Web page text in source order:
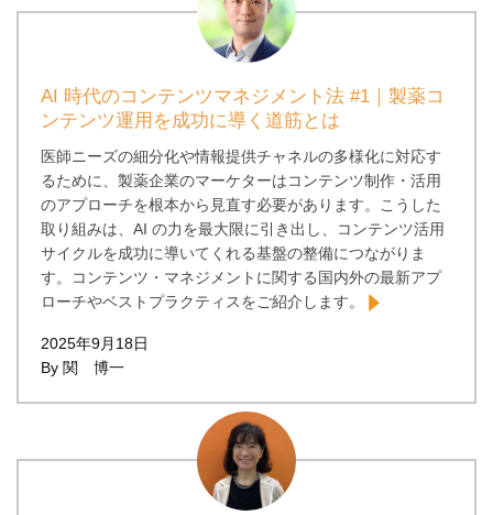
AI 時代のコンテンツマネジメント法 #1｜製薬コ
ンテンツ運用を成功に導く道筋とは
医師ニーズの細分化や情報提供チャネルの多様化に対応す
るために、製薬企業のマーケターはコンテンツ制作・活用
のアプローチを根本から見直す必要があります。こうした
取り組みは、AI の力を最大限に引き出し、コンテンツ活用
サイクルを成功に導いてくれる基盤の整備につながりま
す。コンテンツ・マネジメントに関する国内外の最新アプ
ローチやベストプラクティスをご紹介します。
2025年9月18日
By 関 博一